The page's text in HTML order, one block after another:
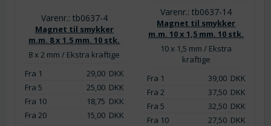
Varenr.: tb0637-4
Magnet til smykker
m.m. 8 x 1.5 mm. 10 stk.
8 x 2 mm / Ekstra kraftige
Fra 1
29,00DKK
Fra 5
25,00DKK
Fra 10
18,75 DKK
Fra 20
15,00DKK
Varenr.: tb0637-14
Magnet til smykker
m.m. 10 x 1,5 mm. 10 stk.
10 x 1,5 mm / Ekstra
kraftige
Fra 1
39,00 DKK
Fra 2
37,50 DKK
Fra 5
32,50 DKK
Fra 10
27,50 DKK